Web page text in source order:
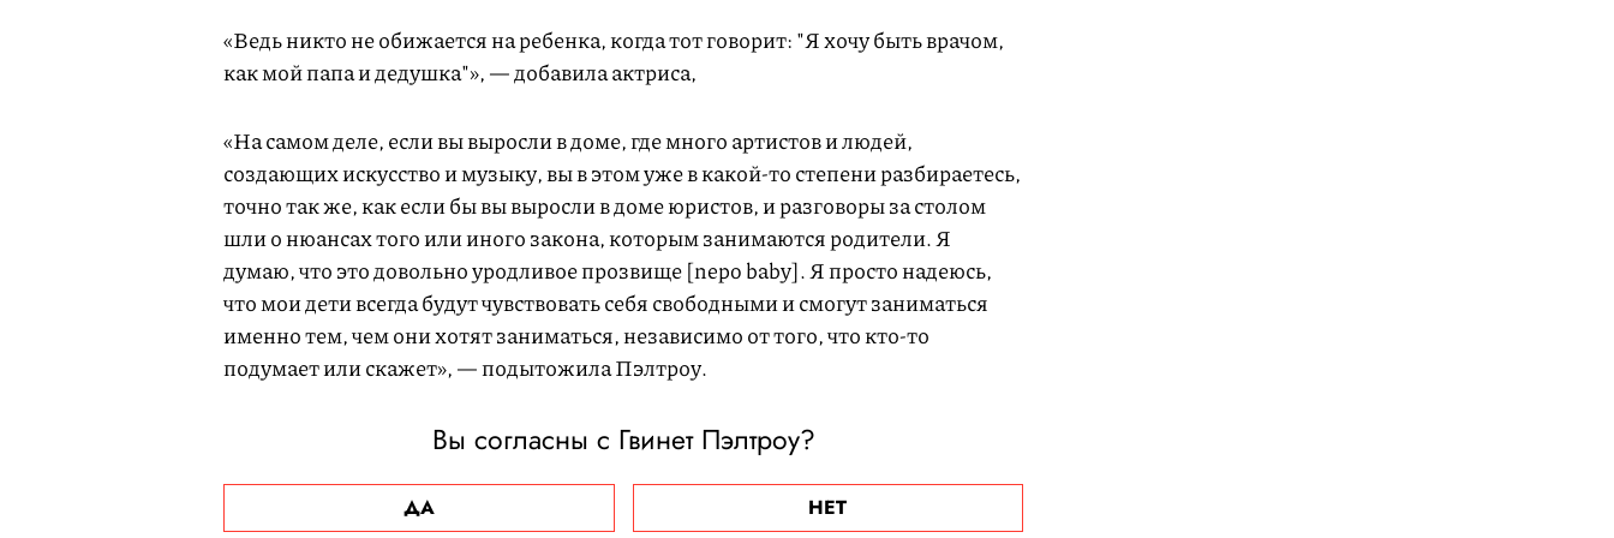
«Ведь никто не обижается на ребенка, когда тот говорит: "Я хочу быть врачом,
как мой папа и дедушка"», — добавила актриса,
«На самом деле, если вы выросли в доме, где много артистов и людей,
создающих искусство и музыку, вы в этом уже в какой-то степени разбираетесь,
точно так же, как если бы вы выросли в доме юристов, и разговоры за столом
шли о нюансах того или иного закона, которым занимаются родители. Я
думаю, что это довольно уродливое прозвище [nepo baby]. Я просто надеюсь,
что мои дети всегда будут чувствовать себя свободными и смогут заниматься
именно тем, чем они хотят заниматься, независимо от того, что кто-то
подумает или скажет», — подытожила Пэлтроу.
Вы согласны с Гвинет Пэлтроу?
ДА НЕТ